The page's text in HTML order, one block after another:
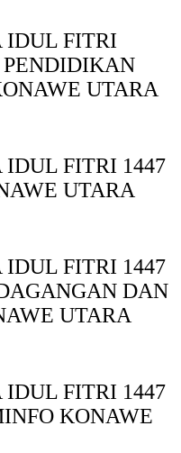
IDUL FITRI
PENDIDIKAN
UTARA
FITRI 1447
UTARA
FITRI 1447
DAN
UTARA
FITRI 1447
KONAWE